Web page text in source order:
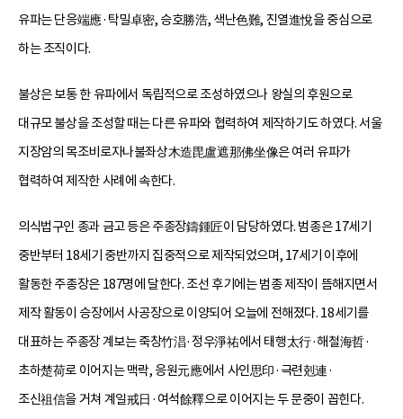
유파는 단응端應·탁밀卓密, 승호勝浩, 색난色難, 진열進悅을 중심으로
하는 조직이다.
불상은 보통 한 유파에서 독립적으로 조성하였으나 왕실의 후원으로
대규모 불상을 조성할 때는 다른 유파와 협력하여 제작하기도 하였다. 서울
지장암의 목조비로자나불좌상木造毘盧遮那佛坐像은 여러 유파가
협력하여 제작한 사례에 속한다.
의식법구인 종과 금고 등은 주종장鑄鍾匠이 담당하였다. 범종은 17세기
중반부터 18세기 중반까지 집중적으로 제작되었으며, 17세기 이후에
활동한 주종장은 187명에 달한다. 조선 후기에는 범종 제작이 뜸해지면서
제작 활동이 승장에서 사공장으로 이양되어 오늘에 전해졌다. 18세기를
대표하는 주종장 계보는 죽창竹淐·정우淨祐에서 태행太行·해철海哲·
초하楚荷로 이어지는 맥락, 응원元應에서 사인思印·극련剋連·
조신祖信을 거쳐 계일戒日·여석餘釋으로 이어지는 두 문중이 꼽힌다.